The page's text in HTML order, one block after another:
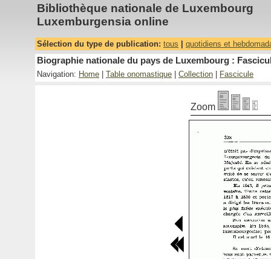
Bibliothèque nationale de Luxembourg
Luxemburgensia online
Sélection du type de publication: tous quotidiens et
Biographie nationale du pays de Luxembourg :
Navigation: Home Table onomastique Collection Fascicule
Zoom